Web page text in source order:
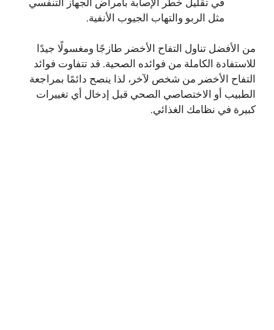
في تقليل خطر الإصابة بأمراض الجهاز التنفسي
مثل الربو والتهاب الجيوب الأنفية.
من الأفضل تناول التفاح الأخضر طازجًا ومغسولًا جيدًا
للاستفادة الكاملة من فوائده الصحية. قد تتفاوت فوائد
التفاح الأخضر من شخص لآخر، لذا ينصح دائمًا بمراجعة
الطبيب أو الاختصاصي الصحي قبل إدخال أي تغييرات
كبيرة في نظامك الغذائي.